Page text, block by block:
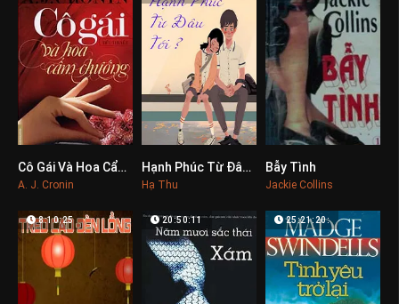
0
Cô Gái Và Hoa Cẩm Chướng
A. J. Cronin
0
Hạnh Phúc Từ Đâu Tới
Hạ Thu
Bẫy Tình
Jackie Collins
8:10:25 20:50:11 25:21:20: